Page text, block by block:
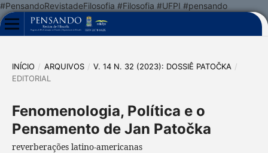
#PensandoRevistadeFilosofia #Filosofia #UFPI #pensando
INÍCIO / ARQUIVOS / V. 14 N. 32 (2023): DOSSIÊ PATOČKA /
EDITORIAL
Fenomenologia, Política e o
Pensamento de Jan Patočka
reverberações latino-americanas